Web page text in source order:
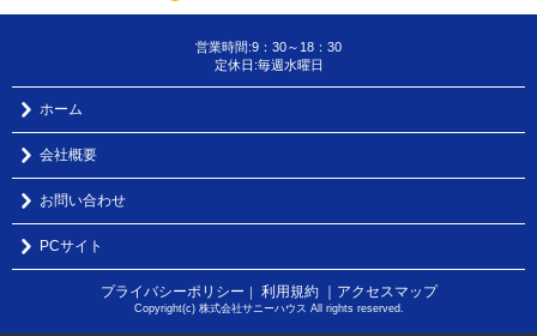
営業時間:9：30～18：30
定休日:毎週水曜日
ホーム
会社概要
お問い合わせ
PCサイト
プライバシーポリシー ｜ 利用規約 ｜アクセスマップ
Copyright(c) 株式会社サニーハウス All rights reserved.